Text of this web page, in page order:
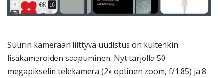
Suurin kameraan liittyvä uudistus on kuitenkin
lisäkameroiden saapuminen. Nyt tarjolla 50
megapikselin telekamera (2x optinen zoom, f/1.85) ja 8